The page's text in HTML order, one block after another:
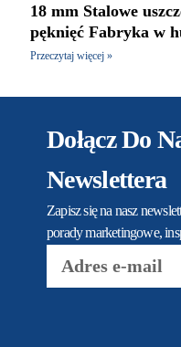
18 mm Stalowe
pęknięć Fabryka w
Przeczytaj więcej »
Dołącz Do
Newslettera
Zapisz się na nasz
porady marketingowe,
mail